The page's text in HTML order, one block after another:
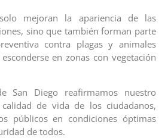
mejoran la apariencia de las
sino que también forman parte
contra plagas y animales
en zonas con vegetación
San Diego reafirmamos nuestro
de vida de los ciudadanos,
públicos en condiciones óptimas
de todos.